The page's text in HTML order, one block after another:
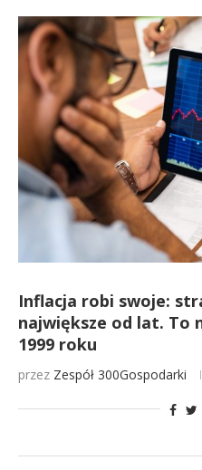
Inflacja robi swoje:
największe od lat. To
1999 roku
przez Zespół 300Gospodarki